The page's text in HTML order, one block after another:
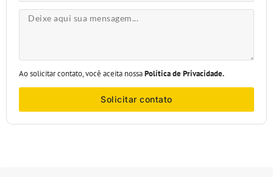
Ao solicitar contato, você aceita nossaPolítica de Privacidade.
Solicitar contato